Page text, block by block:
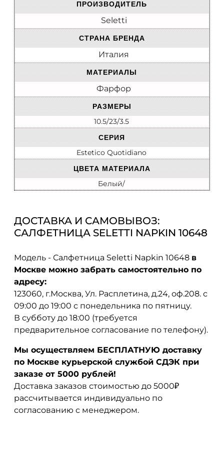
ПРОИЗВОДИТЕЛЬ
Seletti
СТРАНА БРЕНДА
Италия
МАТЕРИАЛЫ
Фарфор
РАЗМЕРЫ
10.5/23/3.5
СЕРИЯ
Estetico Quotidiano
ЦВЕТА МАТЕРИАЛА
Белый/
ДОСТАВКА И САМОВЫВОЗ:
САЛФЕТНИЦА SELETTI NAPKIN 10648
Модель - Салфетница Seletti Napkin 10648 в
Москве можно забрать самостоятельно по
адресу:
123060, г.Москва, Ул. Расплетина, д.24, оф.208. с
09:00 до 19:00 с понедельника по пятницу.
В субботу до 18:00 (требуется
предварительное согласование по телефону).
Мы осуществляем БЕСПЛАТНУЮ доставку
по Москве курьерской службой СДЭК при
заказе от 5000 рублей!
Доставка заказов стоимостью до 5000₽
рассчитывается индивидуально по
согласованию с менеджером.